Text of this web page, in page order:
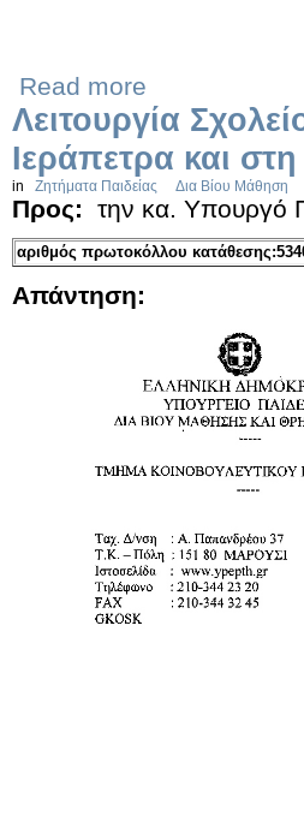
Read more
Λειτουργία
Ιεράπετρα και
in Ζητήματα Παιδείας Δια Βίου Μάθηση
Προς: την κα. Υπουργό
αριθμός πρωτοκόλλου
Απάντηση: